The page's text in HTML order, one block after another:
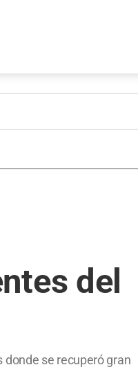
del
donde se recuperó gran